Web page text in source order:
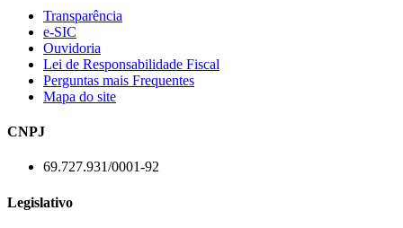
Transparência
e-SIC
Ouvidoria
Lei de Responsabilidade Fiscal
Perguntas mais Frequentes
Mapa do site
CNPJ
69.727.931/0001-92
Legislativo